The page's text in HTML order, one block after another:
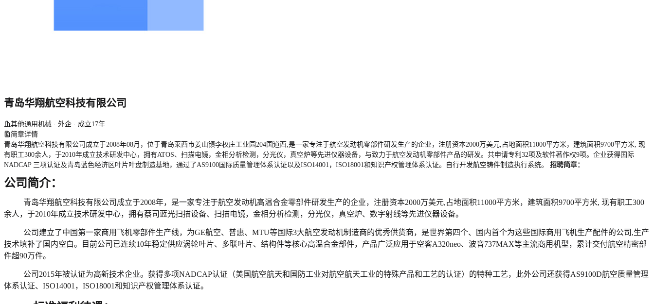
青岛华翔航空科技有限公司
其他通用机械 · 外企 · 成立17年
简章详情
青岛华翔航空科技有限公司成立于2008年08月，位于青岛莱西市姜山镇李权庄工业园204国道西,是一家专注于航空发动机零部件研发生产的企业，注册资本2000万美元,占地面积11000平方米，建筑面积9700平方米, 现
有职工300余人，于2010年成立技术研发中心，拥有ATOS、扫描电镜，金相分析检测，分光仪，真空炉等先进仪器设备，与致力于航空发动机零部件产品的研发。共申请专利32项及软件著作权9项。企业获得国际
NADCAP 三项认证及青岛蓝色经济区叶片叶盘制造基地，通过了AS9100国际质量管理体系认证以及ISO14001，ISO18001和知识产权管理体系认证。自行开发航空铸件制造执行系统。 招聘简章：
公司简介：
青岛华翔航空科技有限公司成立于2008年，是一家专注于航空发动机高温合金零部件研发生产的企业，注册资本2000万美元,占地面积11000平方米，建筑面积9700平方米, 现有职工300
余人，于2010年成立技术研发中心，拥有蔡司蓝光扫描设备、扫描电镜，金相分析检测，分光仪，真空炉、数字射线等先进仪器设备。
公司建立了中国第一家商用飞机零部件生产线，为GE航空、普惠、MTU等国际3大航空发动机制造商的优秀供货商，是世界第四个、国内首个为这些国际商用飞机生产配件的公司,生产
技术填补了国内空白。目前公司已连续10年稳定供应涡轮叶片、多联叶片、结构件等核心高温合金部件，产品广泛应用于空客A320neo、波音737MAX等主流商用机型，累计交付航空精密部
件超90万件。
公司2015年被认证为高新技术企业。获得多项NADCAP认证（美国航空航天和国防工业对航空航天工业的特殊产品和工艺的认证）的特种工艺，此外公司还获得AS9100D航空质量管理
体系认证、ISO14001，ISO18001和知识产权管理体系认证。